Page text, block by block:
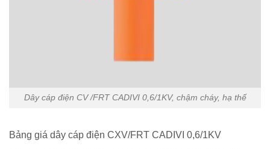
Dây cáp điện CV /FRT CADIVI 0,6/1KV, chậm cháy, hạ thế
Bảng giá dây cáp điện CXV/FRT CADIVI 0,6/1KV